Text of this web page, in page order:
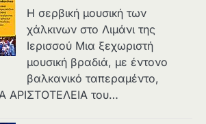
Η σερβική μουσική των
χάλκινων στο Λιμάνι της
Ιερισσού Μια ξεχωριστή
μουσική βραδιά, με έντονο
βαλκανικό ταπεραμέντο,
ΑΡΙΣΤΟΤΕΛΕΙΑ του…